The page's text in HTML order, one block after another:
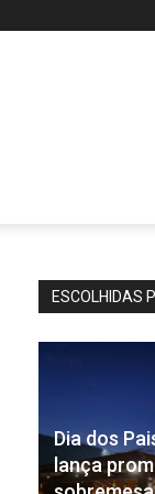
ESCOLHIDAS
Dia dos
lança